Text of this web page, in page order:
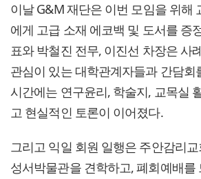
이날 G&M 재단은 이번 모임을 위해
에게 고급 소재 에코백 및 도서를 증
표와 박철진 전무, 이진선 차장은 사
관심이 있는 대학관계자들과 간담회
시간에는 연구윤리, 학술지, 교목실
고 현실적인 토론이 이어졌다.
그리고 익일 회원 일행은 주안감리
성서박물관을 견학하고, 폐회예배를